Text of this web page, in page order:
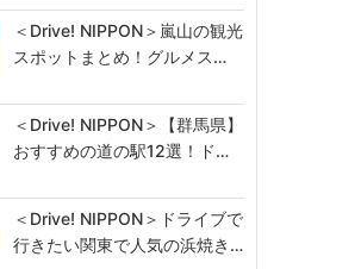
＜Drive! NIPPON＞嵐山の観光
スポットまとめ！グルメス…
＜Drive! NIPPON＞【群馬県】
おすすめの道の駅12選！ド…
＜Drive! NIPPON＞ドライブで
行きたい関東で人気の浜焼き…